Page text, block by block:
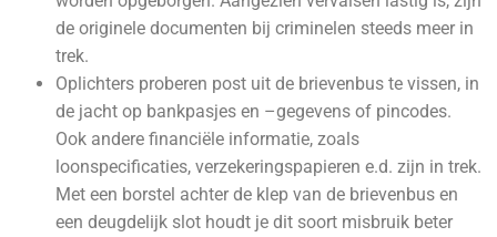
de originele documenten bij criminelen steeds meer in
trek.
Oplichters proberen post uit de brievenbus te vissen, in
de jacht op bankpasjes en –gegevens of pincodes.
Ook andere financiële informatie, zoals
loonspecificaties, verzekeringspapieren e.d. zijn in trek.
Met een borstel achter de klep van de brievenbus en
een deugdelijk slot houdt je dit soort misbruik beter